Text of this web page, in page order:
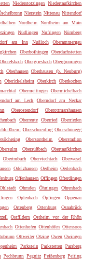
Niederstotzingen Niedertaufkirchen
Nierstein Nittenau Nittendorf
Nordheim
Nordheim am Main
Nüdlingen Nufringen
Nürnberg
am Inn Nußloch
Oberammergau
Oberboihingen
Oberdachstetten
Oberelsbach Obergriesbach Obergröningen
Oberhausen Oberhausen (b. Neuburg)
Oberickelsheim Oberkirch Oberkochen
Obermeitingen
Obermichelbach
am Lech
Oberndorf am Neckar
Oberostendorf
Oberottmarshausen
Oberreute Oberried
Oberrieden
Oberschneiding Oberschönegg
Obersontheim
Oberstadion
Obersüßbach
Obertaufkirchen
Obertrubach Oberviechtach
Oberwesel
Odelzhausen Oedheim Oerlenbach
Offenhausen Offingen Ofterdingen
Ohlstadt Ohmden Öhningen
Ohrenbach
Opfenbach Öpfingen
Oppenau
Ortenberg Ortenburg
Osnabrück
Ostfildern
Ostheim vor der Rhön
Ottenhofen Ottenhöfen Ottensoos
Ottweiler Otzing Owen Owingen
Parkstein Parkstetten Parsberg
Pechbrunn Pegnitz Peißenberg Peiting